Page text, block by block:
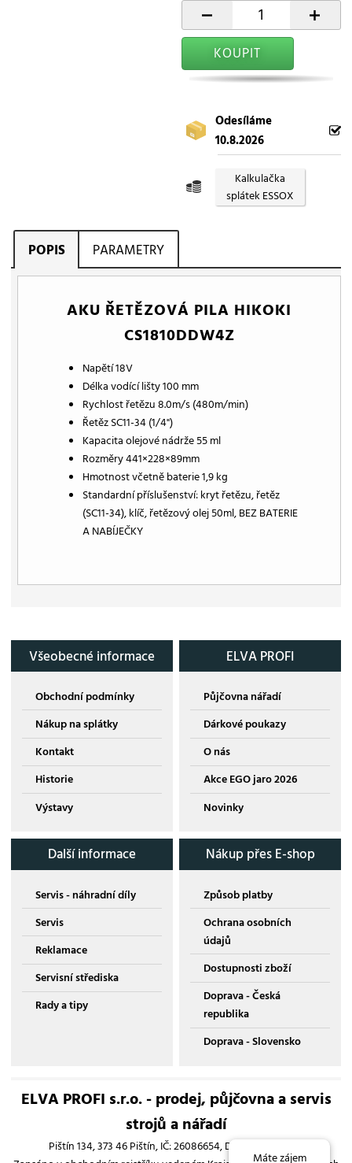
- +
KOUPIT
Odesíláme
10.8.2026
Kalkulačka
splátek ESSOX
POPIS PARAMETRY
AKU ŘETĚZOVÁ PILA HIKOKI
CS1810DDW4Z
Napětí 18V
Délka vodící lišty 100 mm
Rychlost řetězu 8.0m/s (480m/min)
Řetěz SC11-34 (1/4")
Kapacita olejové nádrže 55 ml
Rozměry 441×228×89mm
Hmotnost včetně baterie 1,9 kg
Standardní příslušenství: kryt řetězu, řetěz
(SC11-34), klíč, řetězový olej 50ml, BEZ BATERIE
A NABÍJEČKY
Všeobecné informace
Obchodní podmínky
Nákup na splátky
Kontakt
Historie
Výstavy
ELVA PROFI
Půjčovna nářadí
Dárkové poukazy
O nás
Akce EGO jaro 2026
Novinky
Další informace
Servis - náhradní díly
Servis
Reklamace
Servisní střediska
Rady a tipy
Nákup přes E-shop
Způsob platby
Ochrana osobních
údajů
Dostupnosti zboží
Doprava - Česká
republika
Doprava - Slovensko
ELVA PROFI s.r.o. - prodej, půjčovna a servis
strojů a nářadí
Pištín 134, 373 46 Pištín, IČ: 26086654, DIČ: CZ26086654
Máte zájem